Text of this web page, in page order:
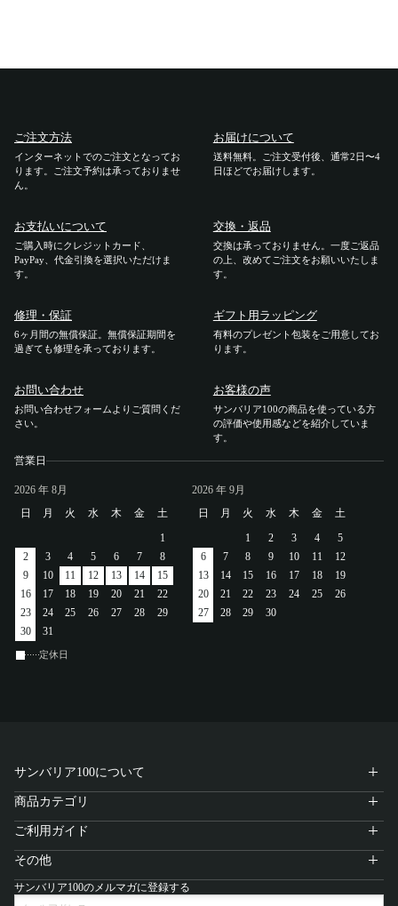
ご利用ガイド
ご注文方法
お届けについて
交換・返品
ギフト用ラッピング
よくあるご質問・お問い合わせ
アカウント
ログイン / 新規登録
特定商取引法に基づく表示
ご注文方法
インターネットでのご注文となってお
ります。ご注文予約は承っておりませ
ん。
お届けについて
送料無料。ご注文受付後、通常2日〜4
日ほどでお届けします。
お支払いについて
ご購入時にクレジットカード、
PayPay、代金引換を選択いただけま
す。
交換・返品
交換は承っておりません。一度ご返品
の上、改めてご注文をお願いいたしま
す。
修理・保証
6ヶ月間の無償保証。無償保証期間を
過ぎても修理を承っております。
ギフト用ラッピング
有料のプレゼント包装をご用意してお
ります。
お問い合わせ
お問い合わせフォームよりご質問くだ
さい。
お客様の声
サンバリア100の商品を使っている方
の評価や使用感などを紹介していま
す。
営業日
2026 年 8月
日
月 火 水 木 金
土
1
2
3 4 5 6 7
8
9
10 11 12 13 14
15
16
17 18 19 20 21
22
23
24 25 26 27 28
29
30
31
2026 年 9月
日
月 火 水 木 金
土
1
2 3 4
5
6
7 8 9 10 11
12
13
14 15 16 17 18
19
20
21 22 23 24 25
26
27
28 29 30
定休日
サンバリア100について
商品カテゴリ
ご利用ガイド
その他
サンバリア100のメルマガに登録する